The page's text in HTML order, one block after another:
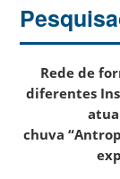
Rede de
diferentes
chuva